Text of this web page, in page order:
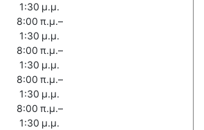
1:30 μ.μ.
8:00 π.μ.–
1:30 μ.μ.
8:00 π.μ.–
1:30 μ.μ.
8:00 π.μ.–
1:30 μ.μ.
8:00 π.μ.–
1:30 μ.μ.